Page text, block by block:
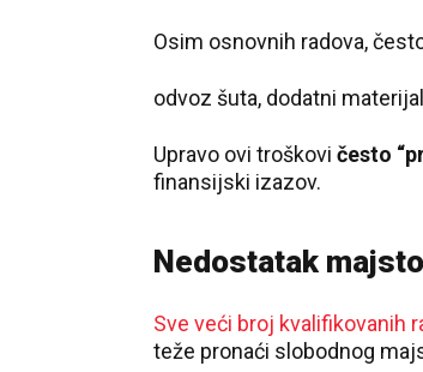
Osim osnovnih radova,
odvoz šuta, dodatni
Upravo ovi troškovi često
finansijski izazov.
Nedostatak
Sve veći broj kvalifikovanih
teže pronaći slobodnog